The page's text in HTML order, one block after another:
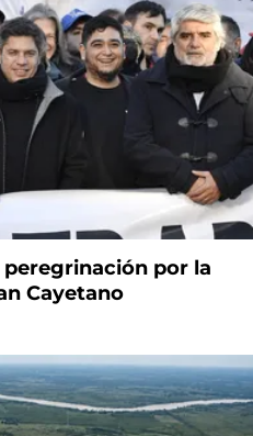
por la
Cayetano